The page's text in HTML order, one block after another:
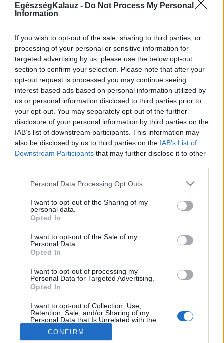
EgészségKalauz - Do Not Process My Personal
Information
If you wish to opt-out of the sale, sharing to third parties, or
processing of your personal or sensitive information for
targeted advertising by us, please use the below opt-out
section to confirm your selection. Please note that after your
opt-out request is processed you may continue seeing
interest-based ads based on personal information utilized by
us or personal information disclosed to third parties prior to
your opt-out. You may separately opt-out of the further
disclosure of your personal information by third parties on the
IAB’s list of downstream participants. This information may
also be disclosed by us to third parties on the IAB’s List of
Downstream Participants that may further disclose it to other
Please note that this website/app uses one or more Google
not limited to your visit or usage behaviour. You may click to
grant or deny consent to Google and its third-party tags to
use your data for below specified purposes in below Google
consent section.
Personal Data Processing Opt Outs
I want to opt-out of the Sharing of my
personal data.
Opted In
I want to opt-out of the Sale of my
Personal Data.
Opted In
I want to opt-out of processing my
Personal Data for Targeted Advertising.
Opted In
I want to opt-out of Collection, Use,
Retention, Sale, and/or Sharing of my
Personal Data that Is Unrelated with the
Purposes for which it was collected.
Opted Out
CONFIRM
Vízszerű hasmenés
Afta kezelése
Napallergia kezelése
Fülgyulladás kezelése
Összes Kezelés
Életmódváltás
Kutatás
Betegségek A-Z
Tünet
Életmódváltás
Prevenció
Hírek
Videók
Kisállatok egészsége
#allergia#influenza
#orvosmeteorológia #vérnyomás#stroke
#rákbetegség
#pajzsmirigy#reflux#ekcéma#herpesz
Regisztráció
Archívum 2026-05-14